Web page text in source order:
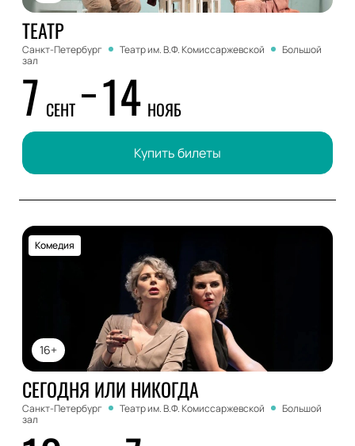
ТЕАТР
Санкт-Петербург Театр им. В.Ф. Комиссаржевской
Большой
зал
7 СЕНТ 14 НОЯБ
Купить билеты
16+
Комедия
СЕГОДНЯ ИЛИ НИКОГДА
Санкт-Петербург Театр им. В.Ф. Комиссаржевской
Большой
зал